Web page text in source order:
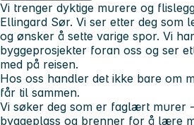
Vi trenger dyktige murere og
Ellingard Sør. Vi ser etter deg som
og ønsker å sette varige spor. Vi
byggeprosjekter foran oss og ser
med på reisen.
Hos oss handler det ikke bare om
får til sammen.
Vi søker deg som er faglært murer
byggeplass og brenner for å lære